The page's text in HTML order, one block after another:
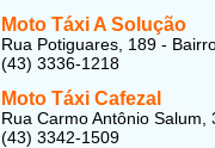
Moto Táxi A Solução
Rua Potiguares, 189 -
(43) 3336-1218
Moto Táxi Cafezal
Rua Carmo Antônio
(43) 3342-1509